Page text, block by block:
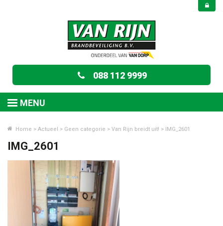
088 112 9999
MENU
Home > Actueel > Geen categorie > Van Rijn breidt uit! > IMG_2601
IMG_2601